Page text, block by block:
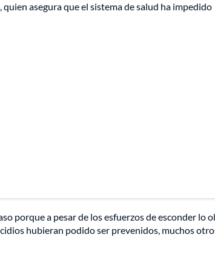
asegura que el sistema de salud ha impedido
porque a pesar de los esfuerzos de esconder lo
hubieran podido ser prevenidos, muchos